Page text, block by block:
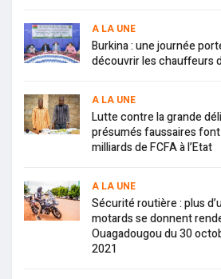
A LA UNE
Burkina : une journée
découvrir les chauffeurs
A LA UNE
Lutte contre la grande
présumés faussaires
milliards de FCFA à l’Etat
A LA UNE
Sécurité routière : plus
motards se donnent
Ouagadougou du 30
2021